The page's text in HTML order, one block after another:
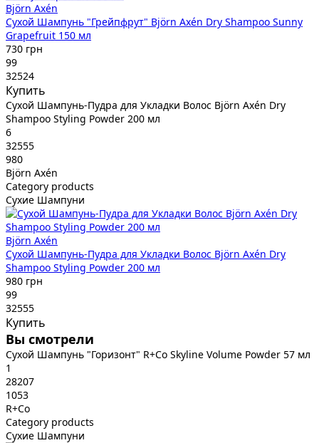
Björn Axén
Сухой Шампунь "Грейпфрут" Björn Axén Dry Shampoo Sunny
Grapefruit 150 мл
730 грн
99
32524
Купить
Сухой Шампунь-Пудра для Укладки Волос Björn Axén Dry
Shampoo Styling Powder 200 мл
6
32555
980
Björn Axén
Category products
Сухие Шампуни
Björn Axén
Сухой Шампунь-Пудра для Укладки Волос Björn Axén Dry
Shampoo Styling Powder 200 мл
980 грн
99
32555
Купить
Вы смотрели
Сухой Шампунь "Горизонт" R+Co Skyline Volume Powder 57 мл
1
28207
1053
R+Co
Category products
Сухие Шампуни